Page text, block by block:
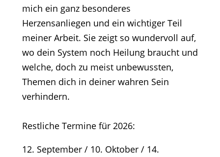
mich ein ganz besonderes
Herzensanliegen und ein wichtiger Teil
meiner Arbeit. Sie zeigt so wundervoll auf,
wo dein System noch Heilung braucht und
welche, doch zu meist unbewussten,
Themen dich in deiner wahren Sein
verhindern.
Restliche Termine für 2026:
12. September / 10. Oktober / 14.